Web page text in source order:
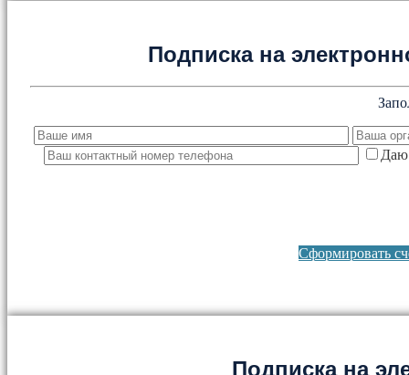
Подписка на
Даю
Сформировать
Подписка на